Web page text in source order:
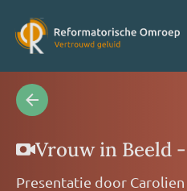
Vrouw in Beeld
Presentatie door